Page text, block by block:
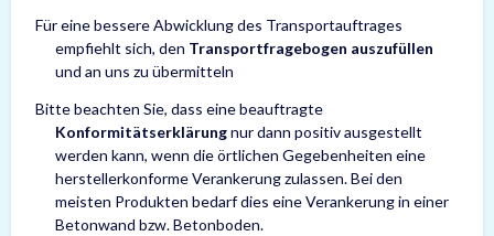
Für eine bessere Abwicklung des Transportauftrages
empfiehlt sich, den Transportfragebogen auszufüllen
und an uns zu übermitteln
Bitte beachten Sie, dass eine beauftragte
Konformitätserklärungnur dann positiv ausgestellt
werden kann, wenn die örtlichen Gegebenheiten eine
herstellerkonforme Verankerung zulassen. Bei den
meisten Produkten bedarf dies eine Verankerung in einer
Betonwand bzw. Betonboden.